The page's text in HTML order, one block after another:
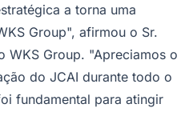
a torna uma
Group", afirmou o Sr.
WKS Group. "Apreciamos o
do JCAI durante todo o
fundamental para atingir